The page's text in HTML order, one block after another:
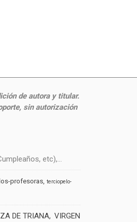
de autora y titular.
sin autorización
etc),...
profesoras terciopelo-
DE TRIANA VIRGEN